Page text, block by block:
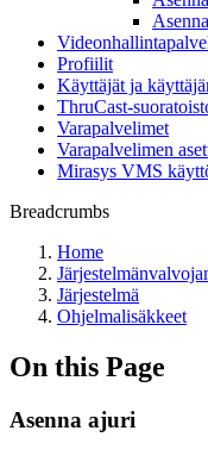
Profiilit
Käyttäjät ja
ThruCast-
Varapalvelimet
Varapalvelimen
Mirasys VMS
Breadcrumbs
Home
Järjestelmä
Ohjelmalisäkkeet
On this Page
Asenna ajuri